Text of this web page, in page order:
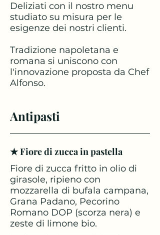
Deliziati con il nostro menu
studiato su misura per le
esigenze dei nostri clienti.
Tradizione napoletana e
romana si uniscono con
l'innovazione proposta da Chef
Alfonso.
Antipasti
★ Fiore di zucca in pastella
Fiore di zucca fritto in olio di
girasole, ripieno con
mozzarella di bufala campana,
Grana Padano, Pecorino
Romano DOP (scorza nera) e
zeste di limone bio.